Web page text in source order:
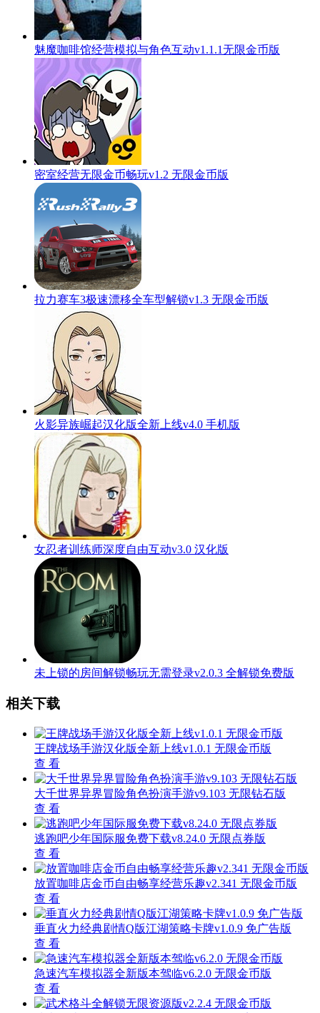
魅魔咖啡馆经营模拟与角色互动v1.1.1无限金币版
密室经营无限金币畅玩v1.2 无限金币版
拉力赛车3极速漂移全车型解锁v1.3 无限金币版
火影异族崛起汉化版全新上线v4.0 手机版
女忍者训练师深度自由互动v3.0 汉化版
未上锁的房间解锁畅玩无需登录v2.0.3 全解锁免费版
相关下载
王牌战场手游汉化版全新上线v1.0.1 无限金币版
查 看
大千世界异界冒险角色扮演手游v9.103 无限钻石版
查 看
逃跑吧少年国际服免费下载v8.24.0 无限点券版
查 看
放置咖啡店金币自由畅享经营乐趣v2.341 无限金币版
查 看
垂直火力经典剧情Q版江湖策略卡牌v1.0.9 免广告版
查 看
急速汽车模拟器全新版本驾临v6.2.0 无限金币版
查 看